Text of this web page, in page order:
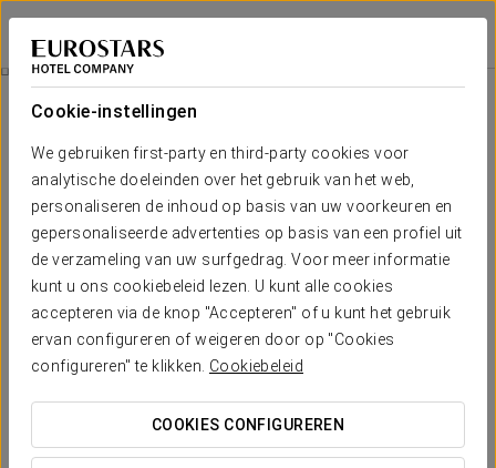
Cookie-instellingen
We gebruiken first-party en third-party cookies voor
analytische doeleinden over het gebruik van het web,
personaliseren de inhoud op basis van uw voorkeuren en
gepersonaliseerde advertenties op basis van een profiel uit
de verzameling van uw surfgedrag. Voor meer informatie
kunt u ons cookiebeleid lezen. U kunt alle cookies
accepteren via de knop "Accepteren" of u kunt het gebruik
ervan configureren of weigeren door op "Cookies
configureren" te klikken. Cookiebeleid
COOKIES CONFIGUREREN
Eurostars Hotel Real
SANTANDER
Rondleiding Door De Wijnmakerij-Distilleerderij Picos De Cabariezo
25 €/persoon
Rondleiding door de wijnmakerij-
distilleerderij Picos de Cabariezo
Geniet van een rondleiding door een authentieke wijnmakerij-